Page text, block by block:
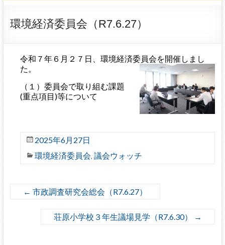
環境経済委員会（R7.6.27）
令和７年６月２７日、環境経済委員会を開催しまし
た。
（１）委員会で取り組む課題
(重点項目)等について
2025年6月27日
環境経済委員会, 議会ウォッチ
← 市政調査研究会総会（R7.6.27）
荘原小学校３年生議場見学（R7.6.30） →